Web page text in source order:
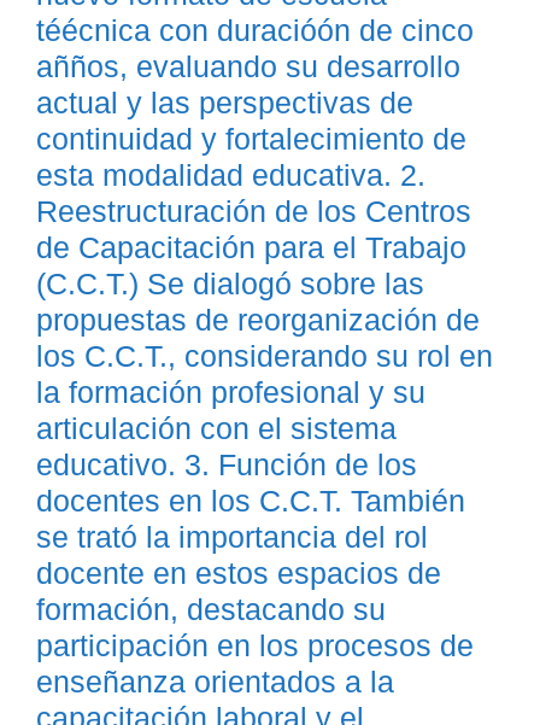
téécnica con duracióón de cinco
añños, evaluando su desarrollo
actual y las perspectivas de
continuidad y fortalecimiento de
esta modalidad educativa. 2.
Reestructuración de los Centros
de Capacitación para el Trabajo
(C.C.T.) Se dialogó sobre las
propuestas de reorganización de
los C.C.T., considerando su rol en
la formación profesional y su
articulación con el sistema
educativo. 3. Función de los
docentes en los C.C.T. También
se trató la importancia del rol
docente en estos espacios de
formación, destacando su
participación en los procesos de
enseñanza orientados a la
capacitación laboral y el